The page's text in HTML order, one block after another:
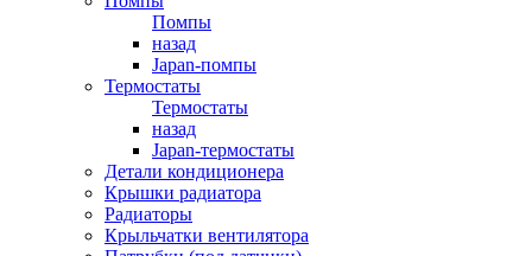
Помпы
назад
Japan-помпы
Термостаты
Термостаты
назад
Japan-термостаты
Детали кондиционера
Крышки радиатора
Радиаторы
Крыльчатки вентилятора